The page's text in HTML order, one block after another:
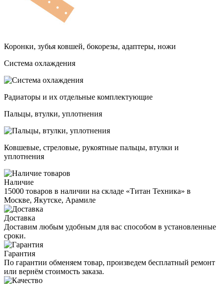
Коронки, зубья ковшей, бокорезы, адаптеры, ножи
Система охлаждения
Радиаторы и их отдельные комплектующие
Пальцы, втулки, уплотнения
Ковшевые, стреловые, рукоятные пальцы, втулки и
уплотнения
Наличие
15000 товаров в наличии на складе «Титан Техника» в
Москве, Якутске, Арамиле
Доставка
Доставим любым удобным для вас способом в установленные
сроки.
Гарантия
По гарантии обменяем товар, произведем бесплатный ремонт
или вернём стоимость заказа.